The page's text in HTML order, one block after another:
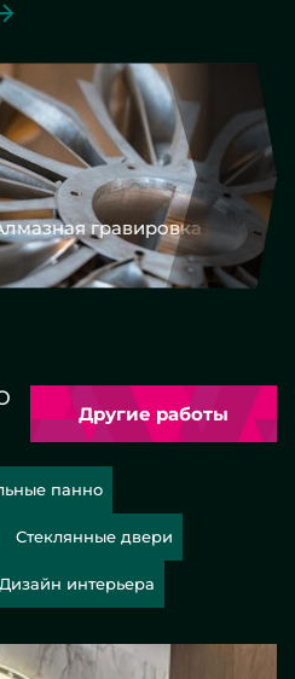
Другие работы
панно
Стеклянные двери
Дизайн интерьера